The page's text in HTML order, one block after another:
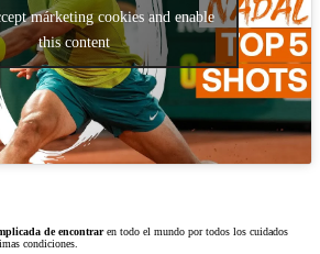
márketing cookies and enable
this content
de encontraren todo el mundo por todos los cuidados
condiciones.